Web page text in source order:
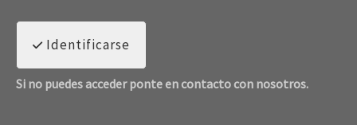
Identificarse
Si no puedes acceder ponte en contacto con nosotros.